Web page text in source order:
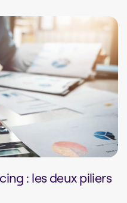
: les deux piliers